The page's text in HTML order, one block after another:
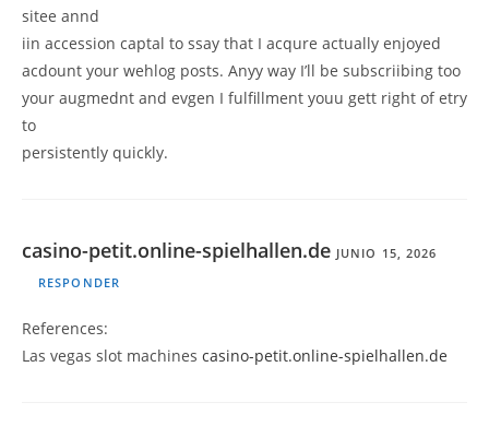
sitee annd
iin accession captal to ssay that I acqure actually enjoyed
acdount your wehlog posts. Anyy way I’ll be subscriibing too
your augmednt and evgen I fulfillment youu gett right of etry
to
persistently quickly.
casino-petit.online-spielhallen.de JUNIO 15, 2026
RESPONDER
References:
Las vegas slot machines casino-petit.online-spielhallen.de